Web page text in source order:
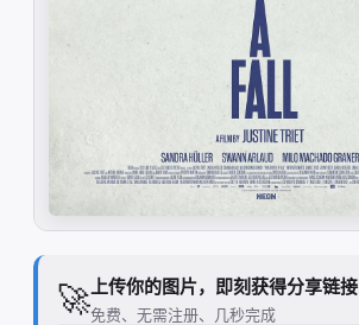
🚀 上传你的图片，即刻获得分享链接
免费、无需注册、几秒完成